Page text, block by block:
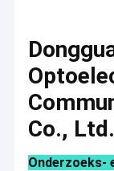
Co., Ltd.
Onderzoeks-